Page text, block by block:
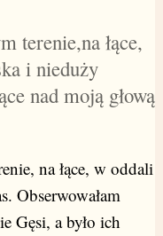
terenie,na łące,
i nieduży
nad moją głową
na łące, w oddali
Obserwowałam
Gęsi, a było ich